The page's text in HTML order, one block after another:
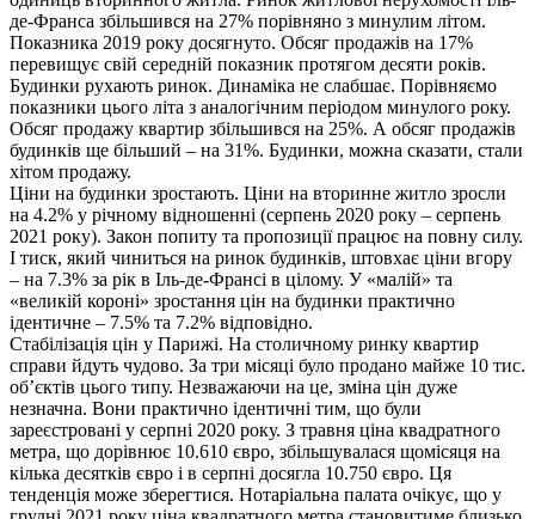
де-Франса збільшився на 27% порівняно з минулим літом.
Показника 2019 року досягнуто. Обсяг продажів на 17%
перевищує свій середній показник протягом десяти років.
Будинки рухають ринок. Динаміка не слабшає. Порівняємо
показники цього літа з аналогічним періодом минулого року.
Обсяг продажу квартир збільшився на 25%. А обсяг продажів
будинків ще більший – на 31%. Будинки, можна сказати, стали
хітом продажу.
Ціни на будинки зростають. Ціни на вторинне житло зросли
на 4.2% у річному відношенні (серпень 2020 року – серпень
2021 року). Закон попиту та пропозиції працює на повну силу.
І тиск, який чиниться на ринок будинків, штовхає ціни вгору
– на 7.3% за рік в Іль-де-Франсі в цілому. У «малій» та
«великій короні» зростання цін на будинки практично
ідентичне – 7.5% та 7.2% відповідно.
Стабілізація цін у Парижі. На столичному ринку квартир
справи йдуть чудово. За три місяці було продано майже 10 тис.
об’єктів цього типу. Незважаючи на це, зміна цін дуже
незначна. Вони практично ідентичні тим, що були
зареєстровані у серпні 2020 року. З травня ціна квадратного
метра, що дорівнює 10.610 євро, збільшувалася щомісяця на
кілька десятків євро і в серпні досягла 10.750 євро. Ця
тенденція може зберегтися. Нотаріальна палата очікує, що у